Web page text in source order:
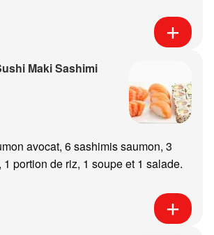
Maki Sashimi
avocat, 6 sashimis saumon, 3
portion de riz, 1 soupe et 1 salade.